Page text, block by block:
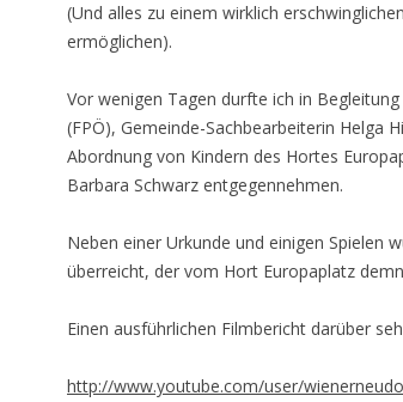
(Und alles zu einem wirklich
ermöglichen).
Vor wenigen Tagen durfte ich in
(FPÖ), Gemeinde-Sachbearbeiterin Helga
Abordnung von Kindern des Hortes
Barbara Schwarz entgegennehmen.
Neben einer Urkunde und einigen Spielen
überreicht, der vom Hort Europaplatz
Einen ausführlichen Filmbericht darüber
http://www.youtube.com/user/